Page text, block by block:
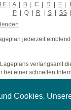
Cookies.
| A | B | C | D | E |
P | Q | R | S | SS |
jederzeit
verlangsamt
bei einer schnellen